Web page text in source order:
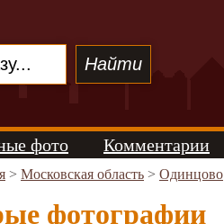
фото Комментарии
> Московская область > Одинцово
фотографии